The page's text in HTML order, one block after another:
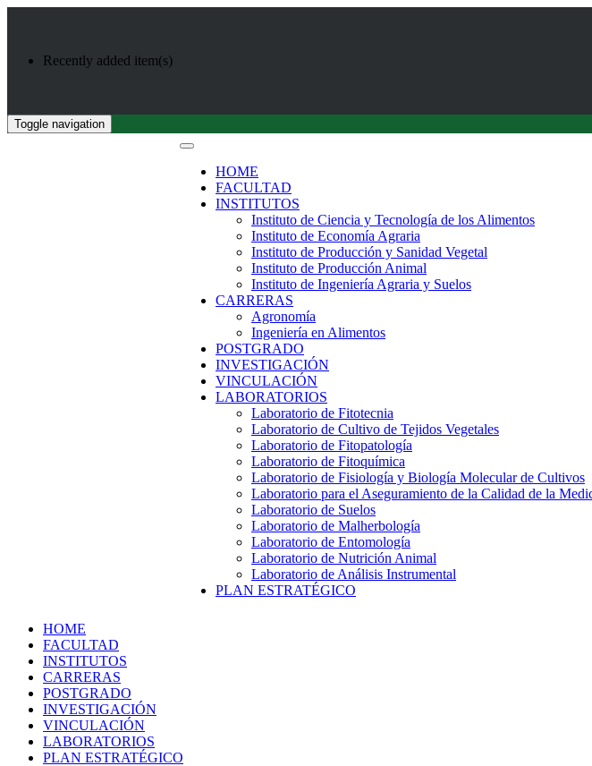
Recently added item(s)
Toggle navigation
HOME
FACULTAD
INSTITUTOS
Instituto de Ciencia y Tecnología de los Alimentos
Instituto de Economía Agraria
Instituto de Producción y Sanidad Vegetal
Instituto de Producción Animal
Instituto de Ingeniería Agraria y Suelos
CARRERAS
Agronomía
Ingeniería en Alimentos
POSTGRADO
INVESTIGACIÓN
VINCULACIÓN
LABORATORIOS
Laboratorio de Fitotecnia
Laboratorio de Cultivo de Tejidos Vegetales
Laboratorio de Fitopatología
Laboratorio de Fitoquímica
Laboratorio de Fisiología y Biología Molecular de Cultivos
Laboratorio para el Aseguramiento de la Calidad de la
Laboratorio de Suelos
Laboratorio de Malherbología
Laboratorio de Entomología
Laboratorio de Nutrición Animal
Laboratorio de Análisis Instrumental
PLAN ESTRATÉGICO
HOME
FACULTAD
INSTITUTOS
CARRERAS
POSTGRADO
INVESTIGACIÓN
VINCULACIÓN
LABORATORIOS
PLAN ESTRATÉGICO